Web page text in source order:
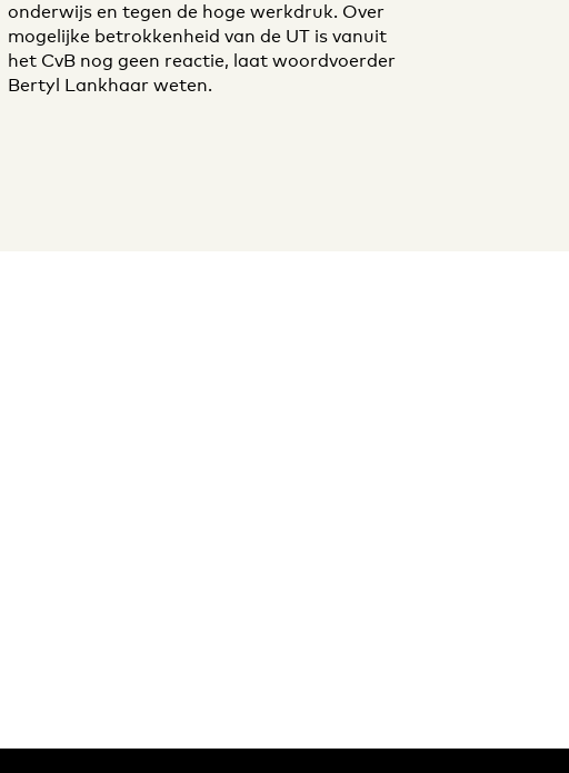
onderwijs en tegen de hoge werkdruk. Over
mogelijke betrokkenheid van de UT is vanuit
het CvB nog geen reactie, laat woordvoerder
Bertyl Lankhaar weten.